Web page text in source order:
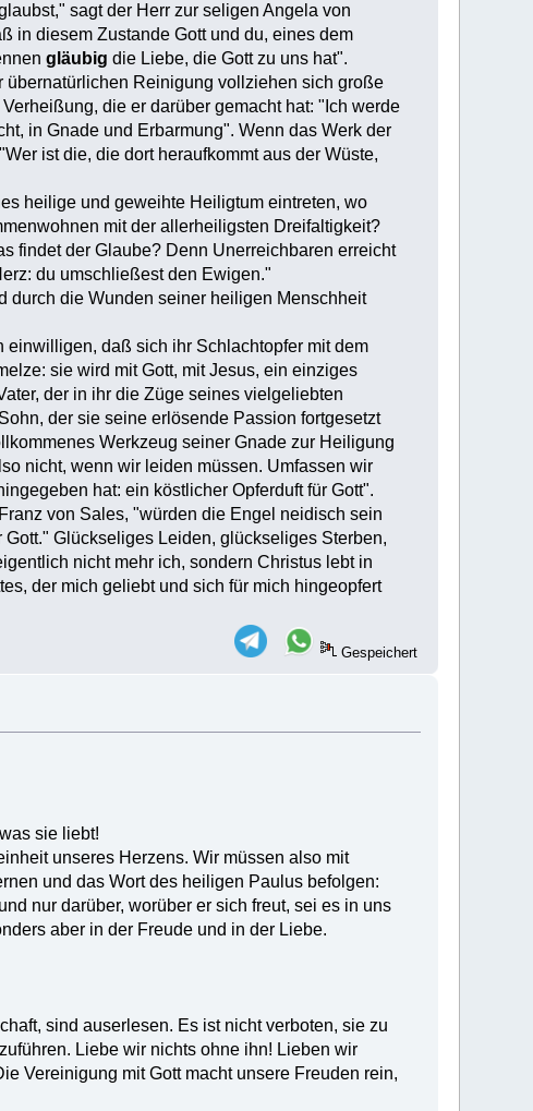
sagt der Herr zur seligen Angela von
in diesem Zustande Gott und du, eines dem
gläubig die Liebe, die Gott zu uns hat".
übernatürlichen Reinigung vollziehen sich große
die er darüber gemacht hat: "Ich werde
in Gnade und Erbarmung". Wenn das Werk der
ist die, die dort heraufkommt aus der Wüste,
heilige und geweihte Heiligtum eintreten, wo
mit der allerheiligsten Dreifaltigkeit?
findet der Glaube? Denn Unerreichbaren erreicht
du umschließest den Ewigen."
durch die Wunden seiner heiligen Menschheit
daß sich ihr Schlachtopfer mit dem
sie wird mit Gott, mit Jesus, ein einziges
der in ihr die Züge seines vielgeliebten
der sie seine erlösende Passion fortgesetzt
Werkzeug seiner Gnade zur Heiligung
nicht, wenn wir leiden müssen. Umfassen wir
hat: ein köstlicher Opferduft für Gott".
von Sales, "würden die Engel neidisch sein
Glückseliges Leiden, glückseliges Sterben,
nicht mehr ich, sondern Christus lebt in
der mich geliebt und sich für mich hingeopfert
Gespeichert
sie liebt!
unseres Herzens. Wir müssen also mit
und das Wort des heiligen Paulus befolgen:
nur darüber, worüber er sich freut, sei es in uns
aber in der Freude und in der Liebe.
sind auserlesen. Es ist nicht verboten, sie zu
Liebe wir nichts ohne ihn! Lieben wir
Vereinigung mit Gott macht unsere Freuden rein,